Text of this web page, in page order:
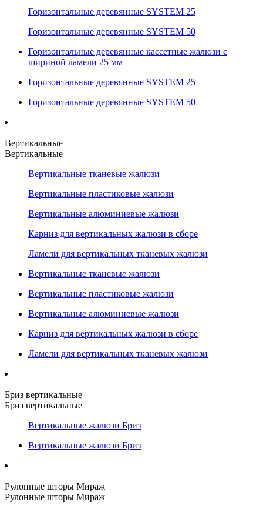
Горизонтальные деревянные SYSTEM 25
Горизонтальные деревянные SYSTEM 50
Горизонтальные деревянные кассетные жалюзи с
шириной ламели 25 мм
Горизонтальные деревянные SYSTEM 25
Горизонтальные деревянные SYSTEM 50
Вертикальные
Вертикальные
Вертикальные тканевые жалюзи
Вертикальные пластиковые жалюзи
Вертикальные алюминиевые жалюзи
Карниз для вертикальных жалюзи в сборе
Ламели для вертикальных тканевых жалюзи
Вертикальные тканевые жалюзи
Вертикальные пластиковые жалюзи
Вертикальные алюминиевые жалюзи
Карниз для вертикальных жалюзи в сборе
Ламели для вертикальных тканевых жалюзи
Бриз вертикальные
Бриз вертикальные
Вертикальные жалюзи Бриз
Вертикальные жалюзи Бриз
Рулонные шторы Мираж
Рулонные шторы Мираж